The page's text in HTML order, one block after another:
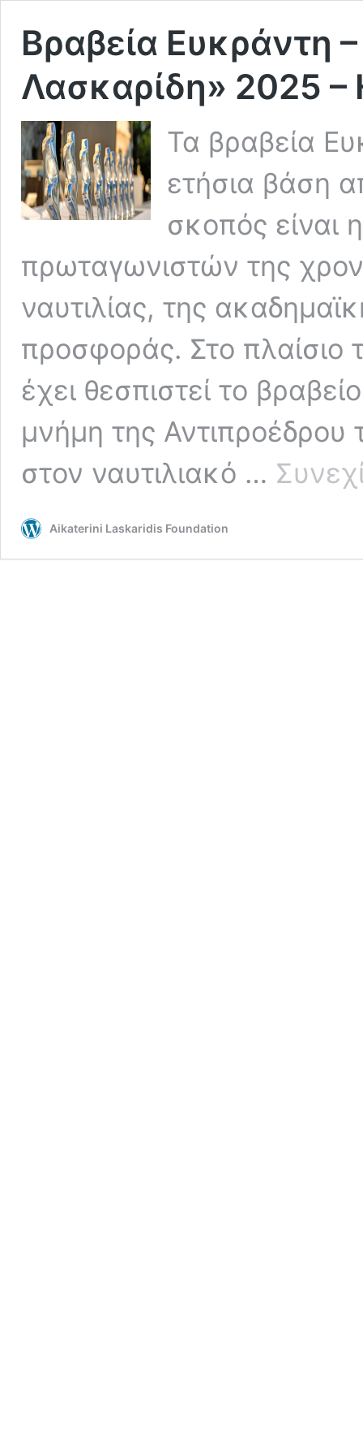
Βραβεία Ευκράντη
Λασκαρίδη» 2025 –
Τα βραβεία
ετήσια βάση
σκοπός είναι
πρωταγωνιστών της
ναυτιλίας, της
προσφοράς. Στο
έχει θεσπιστεί το
μνήμη της Αντιπροέδρου
στον ναυτιλιακό …
Aikaterini Laskaridis Foundation